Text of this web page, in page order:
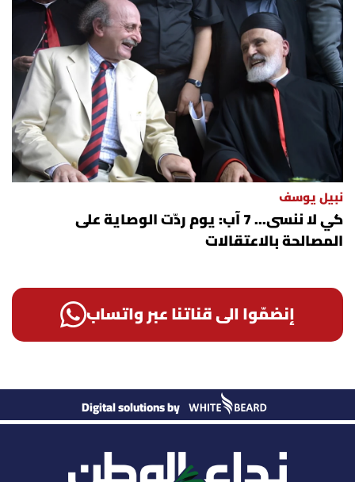
نبيل يوسف
كي لا ننسى... 7 آب: يوم ردّت الوصاية على
المصالحة بالاعتقالات
إنضمّوا الى قناتنا عبر واتساب
Digital solutions by